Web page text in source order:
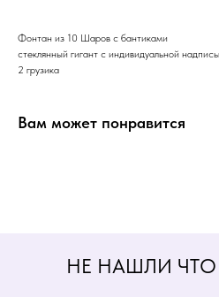
Фонтан из 10 Шаров с бантиками
стеклянный гигант с индивидуальной
2 грузика
Вам может понравится
НЕ НАШЛИ